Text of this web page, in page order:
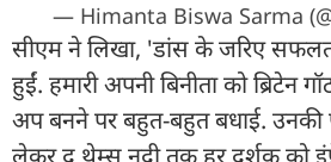
— Himanta Biswa Sarma
सीएम ने लिखा, 'डांस के जरिए
हुईं. हमारी अपनी बिनीता को ब्रिटेन
अप बनने पर बहुत-बहुत बधाई. उनकी